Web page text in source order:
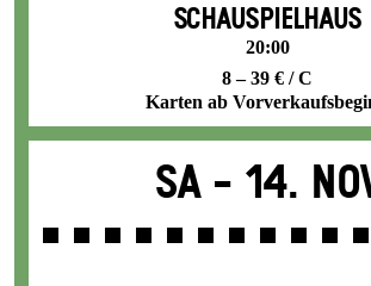
SCHAUSPIELHAUS
20:00
8 – 39 € / C
Karten ab
Sa - 14.